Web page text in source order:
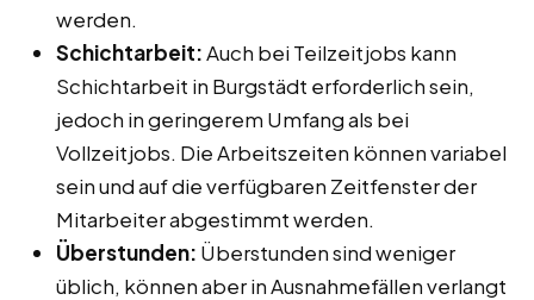
werden.
Schichtarbeit:Auch bei Teilzeitjobs kann
Schichtarbeit in Burgstädt erforderlich sein,
jedoch in geringerem Umfang als bei
Vollzeitjobs. Die Arbeitszeiten können variabel
sein und auf die verfügbaren Zeitfenster der
Mitarbeiter abgestimmt werden.
Überstunden: Überstunden sind weniger
üblich, können aber in Ausnahmefällen verlangt